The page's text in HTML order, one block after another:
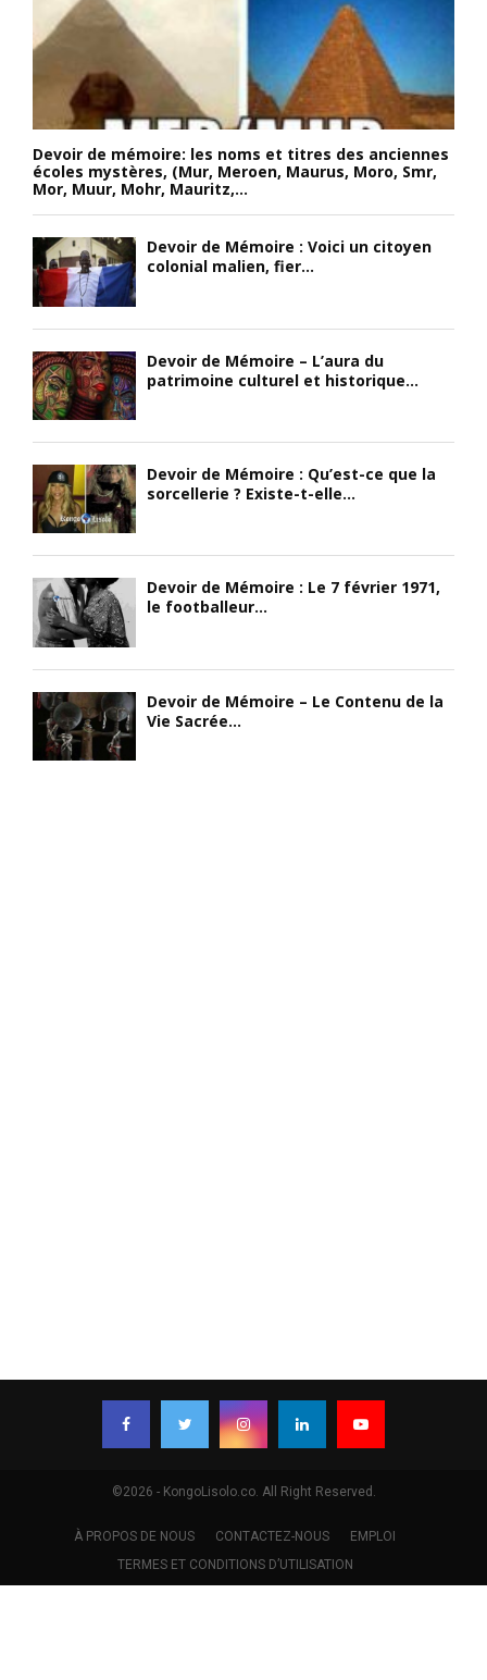
Devoir de mémoire: les noms et titres des anciennes
écoles mystères, (Mur, Meroen, Maurus, Moro, Smr,
Mor, Muur, Mohr, Mauritz,...
Devoir de Mémoire : Voici un citoyen
colonial malien, fier...
Devoir de Mémoire – L’aura du
patrimoine culturel et historique...
Devoir de Mémoire : Qu’est-ce que la
sorcellerie ? Existe-t-elle...
Devoir de Mémoire : Le 7 février 1971,
le footballeur...
Devoir de Mémoire – Le Contenu de la
Vie Sacrée...
©2026 - KongoLisolo.co. All Right Reserved.
À PROPOS DE NOUS CONTACTEZ-NOUS
EMPLOI
TERMES ET CONDITIONS D’UTILISATION